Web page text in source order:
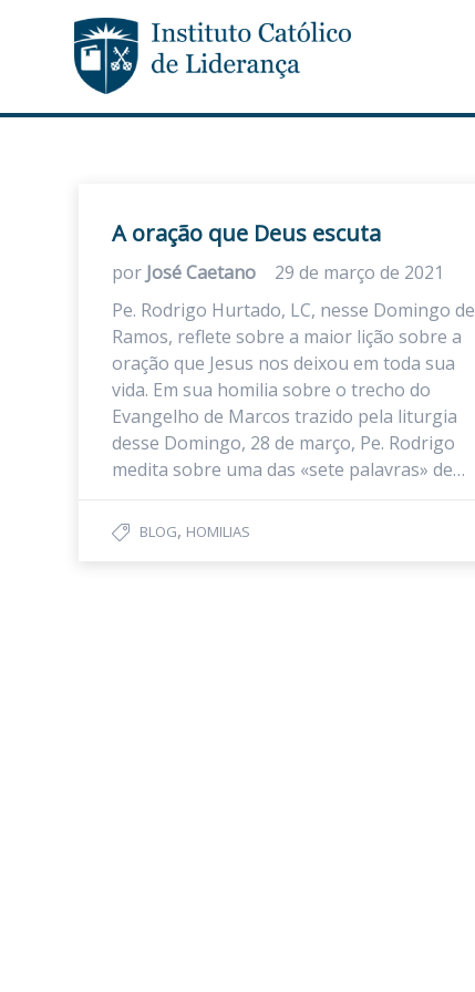
A oração que Deus escuta
por José Caetano
29 de março de 2021
Pe. Rodrigo Hurtado, LC, nesse Domingo de
Ramos, reflete sobre a maior lição sobre a
oração que Jesus nos deixou em toda sua
vida. Em sua homilia sobre o trecho do
Evangelho de Marcos trazido pela liturgia
desse Domingo, 28 de março, Pe. Rodrigo
medita sobre uma das «sete palavras» de…
BLOG, HOMILIAS